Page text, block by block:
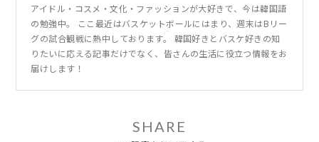
アイドル・コスメ・文化・ファッションが大好きで、今は韓国語
の勉強中。 ここ最近はバスケットボールにはまり、週末はBリー
グの試合観戦に熱中しております。 韓国好きとバスケ好きの知
りたいに応える記事だけでなく、皆さんの生活に役立つ情報をお
届けします！
SHARE